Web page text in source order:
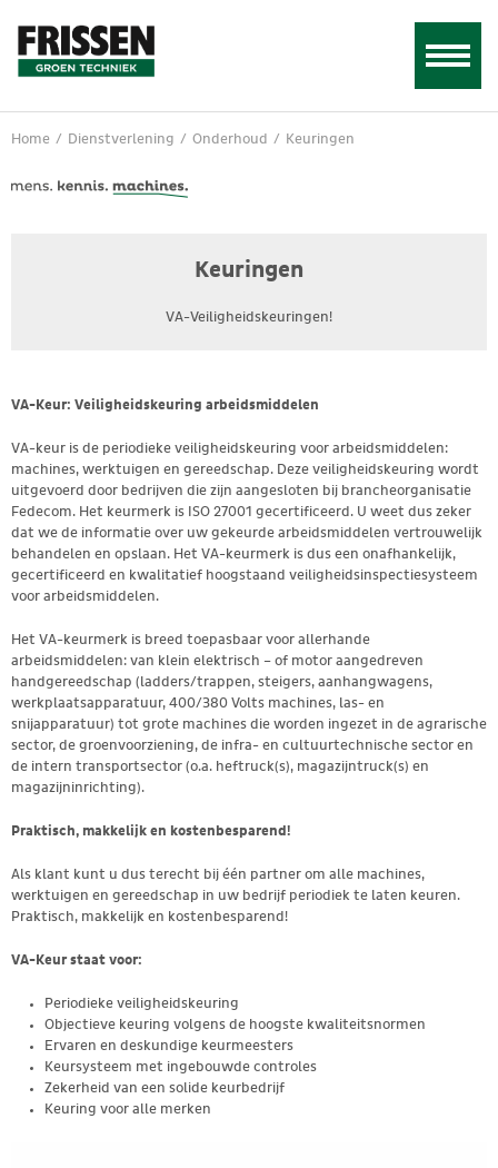
Home / Dienstverlening / Onderhoud / Keuringen
Keuringen
VA-Veiligheidskeuringen!
VA-Keur: Veiligheidskeuring arbeidsmiddelen
VA-keur is de periodieke veiligheidskeuring voor arbeidsmiddelen:
machines, werktuigen en gereedschap. Deze veiligheidskeuring wordt
uitgevoerd door bedrijven die zijn aangesloten bij brancheorganisatie
Fedecom. Het keurmerk is ISO 27001 gecertificeerd. U weet dus zeker
dat we de informatie over uw gekeurde arbeidsmiddelen vertrouwelijk
behandelen en opslaan. Het VA-keurmerk is dus een onafhankelijk,
gecertificeerd en kwalitatief hoogstaand veiligheidsinspectiesysteem
voor arbeidsmiddelen.
Het VA-keurmerk is breed toepasbaar voor allerhande
arbeidsmiddelen: van klein elektrisch – of motor aangedreven
handgereedschap (ladders/trappen, steigers, aanhangwagens,
werkplaatsapparatuur, 400/380 Volts machines, las- en
snijapparatuur) tot grote machines die worden ingezet in de agrarische
sector, de groenvoorziening, de infra- en cultuurtechnische sector en
de intern transportsector (o.a. heftruck(s), magazijntruck(s) en
magazijninrichting).
Praktisch, makkelijk en kostenbesparend!
Als klant kunt u dus terecht bij één partner om alle machines,
werktuigen en gereedschap in uw bedrijf periodiek te laten keuren.
Praktisch, makkelijk en kostenbesparend!
VA-Keur staat voor:
Periodieke veiligheidskeuring
Objectieve keuring volgens de hoogste kwaliteitsnormen
Ervaren en deskundige keurmeesters
Keursysteem met ingebouwde controles
Zekerheid van een solide keurbedrijf
Keuring voor alle merken